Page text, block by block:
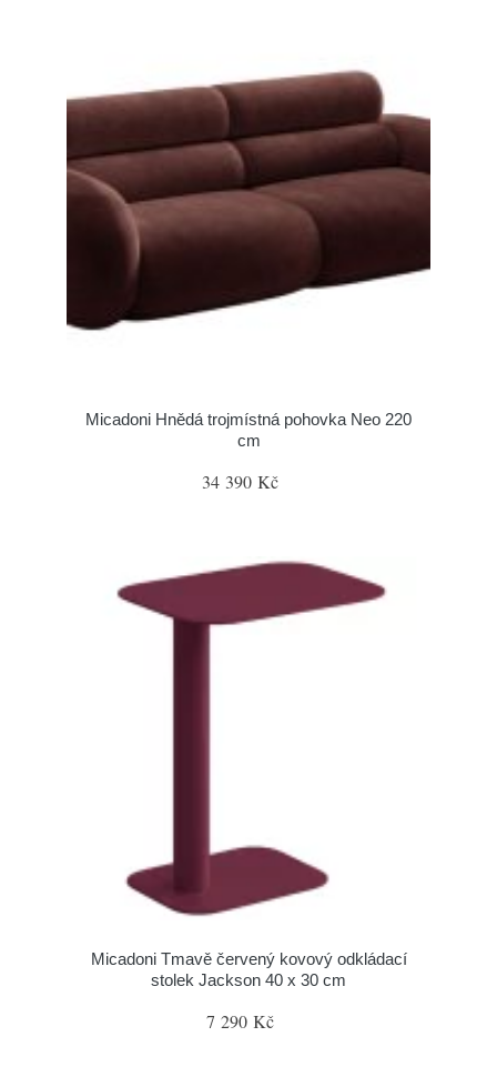
Micadoni Hnědá trojmístná pohovka Neo 220
cm
34 390 Kč
Micadoni Tmavě červený kovový odkládací
stolek Jackson 40 x 30 cm
7 290 Kč